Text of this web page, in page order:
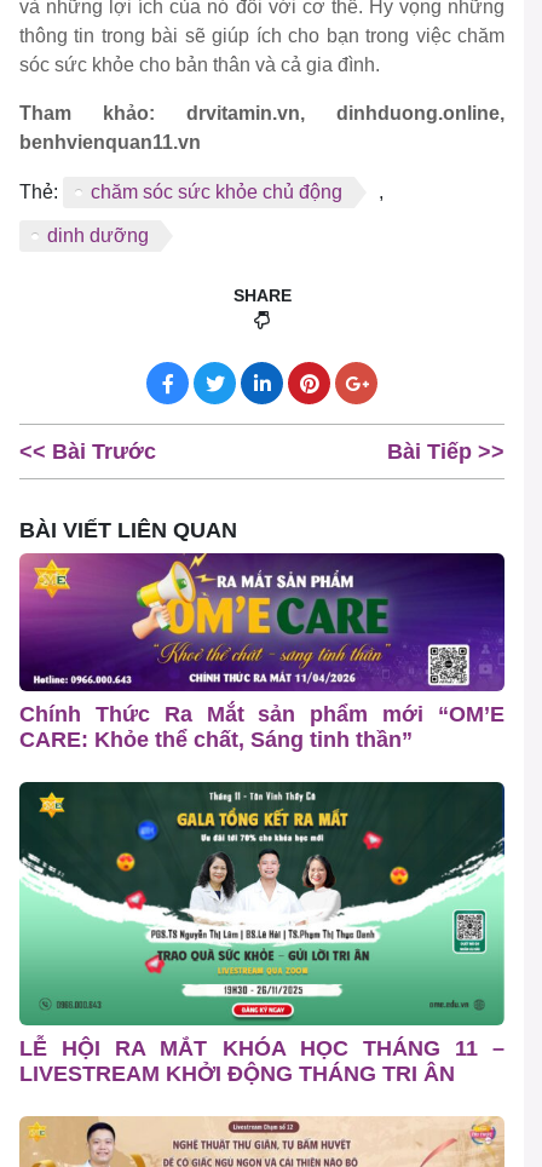
và những lợi ích của nó đối với cơ thể. Hy vọng những
thông tin trong bài sẽ giúp ích cho bạn trong việc chăm
sóc sức khỏe cho bản thân và cả gia đình.
Tham khảo: drvitamin.vn, dinhduong.online,
benhvienquan11.vn
Thẻ: chăm sóc sức khỏe chủ động ,
dinh dưỡng
SHARE
<< Bài Trước Bài Tiếp >>
BÀI VIẾT LIÊN QUAN
Chính Thức Ra Mắt sản phẩm mới “OM’E
CARE: Khỏe thể chất, Sáng tinh thần”
LỄ HỘI RA MẮT KHÓA HỌC THÁNG 11 –
LIVESTREAM KHỞI ĐỘNG THÁNG TRI ÂN